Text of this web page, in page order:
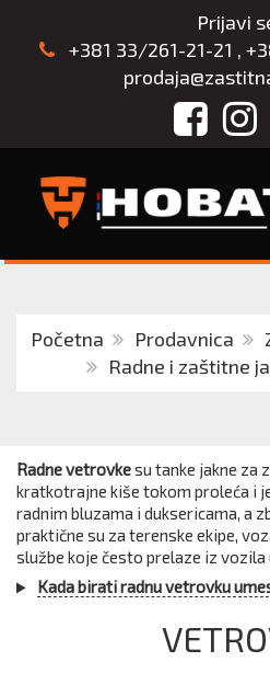
Prijavi
+381 33/261-21-21 ,
Početna Prodavnica
Radne i zaštitne
Radne vetrovkesu tanke jakne za
kratkotrajne kiše tokom proleća i
radnim bluzama i duksericama, a
praktične su za terenske ekipe,
službe koje često prelaze iz
Kada birati radnu vetrovku